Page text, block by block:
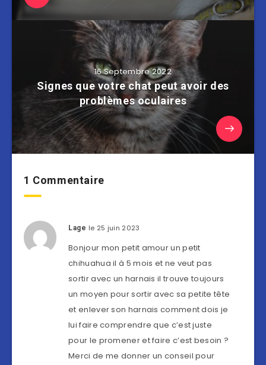
16 Septembre 2022
Signes que votre chat peut avoir des
problèmes oculaires
1 Commentaire
Lage le 25 juin 2023
Bonjour mon petit amour un petit
chihuahua il à 5 mois et ne veut pas
sortir avec un harnais il trouve toujours
un moyen pour sortir avec sa petite tête
et enlever son harnais comment dois je
lui faire comprendre que c’est juste
pour le promener et faire c’est besoin ?
Merci de me donner un conseil pour